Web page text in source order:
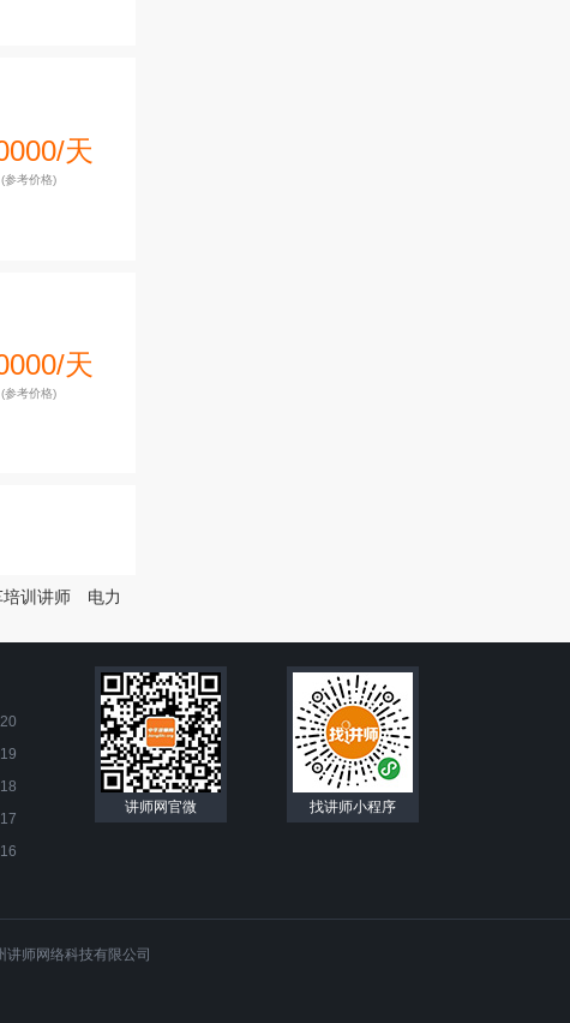
天
(参考价格)
天
(参考价格)
培训讲师
电力
讲师网官微 找讲师小程序
讲师网络科技有限公司